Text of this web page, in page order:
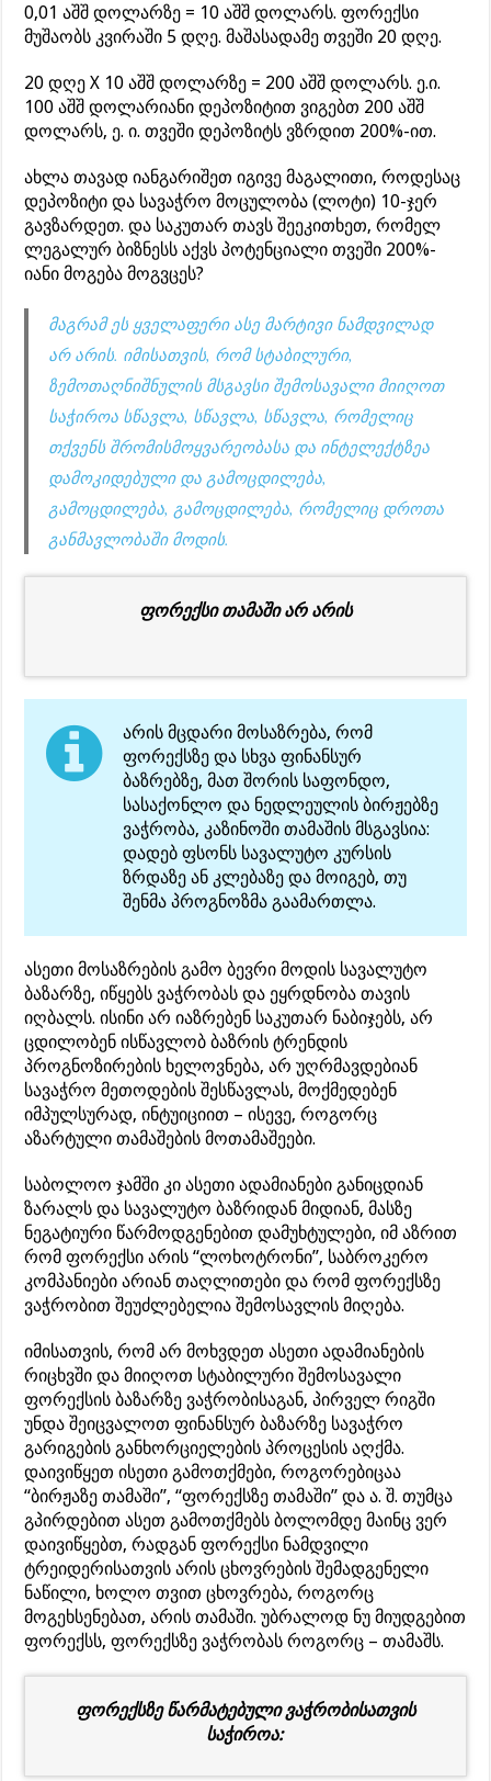
0,01 აშშ დოლარზე = 10 აშშ დოლარს. ფორექსი
მუშაობს კვირაში 5 დღე. მაშასადამე თვეში 20 დღე.
20 დღე X 10 აშშ დოლარზე = 200 აშშ დოლარს. ე.ი.
100 აშშ დოლარიანი დეპოზიტით ვიგებთ 200 აშშ
დოლარს, ე. ი. თვეში დეპოზიტს ვზრდით 200%-ით.
ახლა თავად იანგარიშეთ იგივე მაგალითი, როდესაც
დეპოზიტი და სავაჭრო მოცულობა (ლოტი) 10-ჯერ
გავზარდეთ. და საკუთარ თავს შეეკითხეთ, რომელ
ლეგალურ ბიზნესს აქვს პოტენციალი თვეში 200%-
იანი მოგება მოგვცეს?
მაგრამ ეს ყველაფერი ასე მარტივი ნამდვილად
არ არის. იმისათვის, რომ სტაბილური,
ზემოთაღნიშნულის მსგავსი შემოსავალი მიიღოთ
საჭიროა სწავლა, სწავლა, სწავლა, რომელიც
თქვენს შრომისმოყვარეობასა და ინტელექტზეა
დამოკიდებული და გამოცდილება,
გამოცდილება, გამოცდილება, რომელიც დროთა
განმავლობაში მოდის.
ფორექსი თამაში არ არის
არის მცდარი მოსაზრება, რომ
ფორექსზე და სხვა ფინანსურ
ბაზრებზე, მათ შორის საფონდო,
სასაქონლო და ნედლეულის ბირჟებზე
ვაჭრობა, კაზინოში თამაშის მსგავსია:
დადებ ფსონს სავალუტო კურსის
ზრდაზე ან კლებაზე და მოიგებ, თუ
შენმა პროგნოზმა გაამართლა.
ასეთი მოსაზრების გამო ბევრი მოდის სავალუტო
ბაზარზე, იწყებს ვაჭრობას და ეყრდნობა თავის
იღბალს. ისინი არ იაზრებენ საკუთარ ნაბიჯებს, არ
ცდილობენ ისწავლობ ბაზრის ტრენდის
პროგნოზირების ხელოვნება, არ უღრმავდებიან
სავაჭრო მეთოდების შესწავლას, მოქმედებენ
იმპულსურად, ინტუიციით – ისევე, როგორც
აზარტული თამაშების მოთამაშეები.
საბოლოო ჯამში კი ასეთი ადამიანები განიცდიან
ზარალს და სავალუტო ბაზრიდან მიდიან, მასზე
ნეგატიური წარმოდგენებით დამუხტულები, იმ აზრით
რომ ფორექსი არის “ლოხოტრონი”, საბროკერო
კომპანიები არიან თაღლითები და რომ ფორექსზე
ვაჭრობით შეუძლებელია შემოსავლის მიღება.
იმისათვის, რომ არ მოხვდეთ ასეთი ადამიანების
რიცხვში და მიიღოთ სტაბილური შემოსავალი
ფორექსის ბაზარზე ვაჭრობისაგან, პირველ რიგში
უნდა შეიცვალოთ ფინანსურ ბაზარზე სავაჭრო
გარიგების განხორციელების პროცესის აღქმა.
დაივიწყეთ ისეთი გამოთქმები, როგორებიცაა
“ბირჟაზე თამაში”, “ფორექსზე თამაში” და ა. შ. თუმცა
გპირდებით ასეთ გამოთქმებს ბოლომდე მაინც ვერ
დაივიწყებთ, რადგან ფორექსი ნამდვილი
ტრეიდერისათვის არის ცხოვრების შემადგენელი
ნაწილი, ხოლო თვით ცხოვრება, როგორც
მოგეხსენებათ, არის თამაში. უბრალოდ ნუ მიუდგებით
ფორექსს, ფორექსზე ვაჭრობას როგორც – თამაშს.
ფორექსზე წარმატებული ვაჭრობისათვის
საჭიროა: